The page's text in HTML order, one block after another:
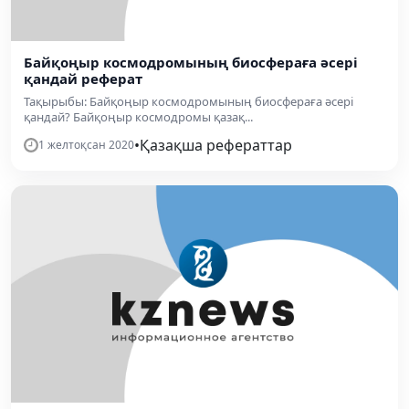
Байқоңыр космодромының биосфераға әсері
қандай реферат
Тақырыбы: Байқоңыр космодромының биосфераға әсері
қандай? Байқоңыр космодромы қазақ...
1 желтоқсан 2020•Қазақша рефераттар